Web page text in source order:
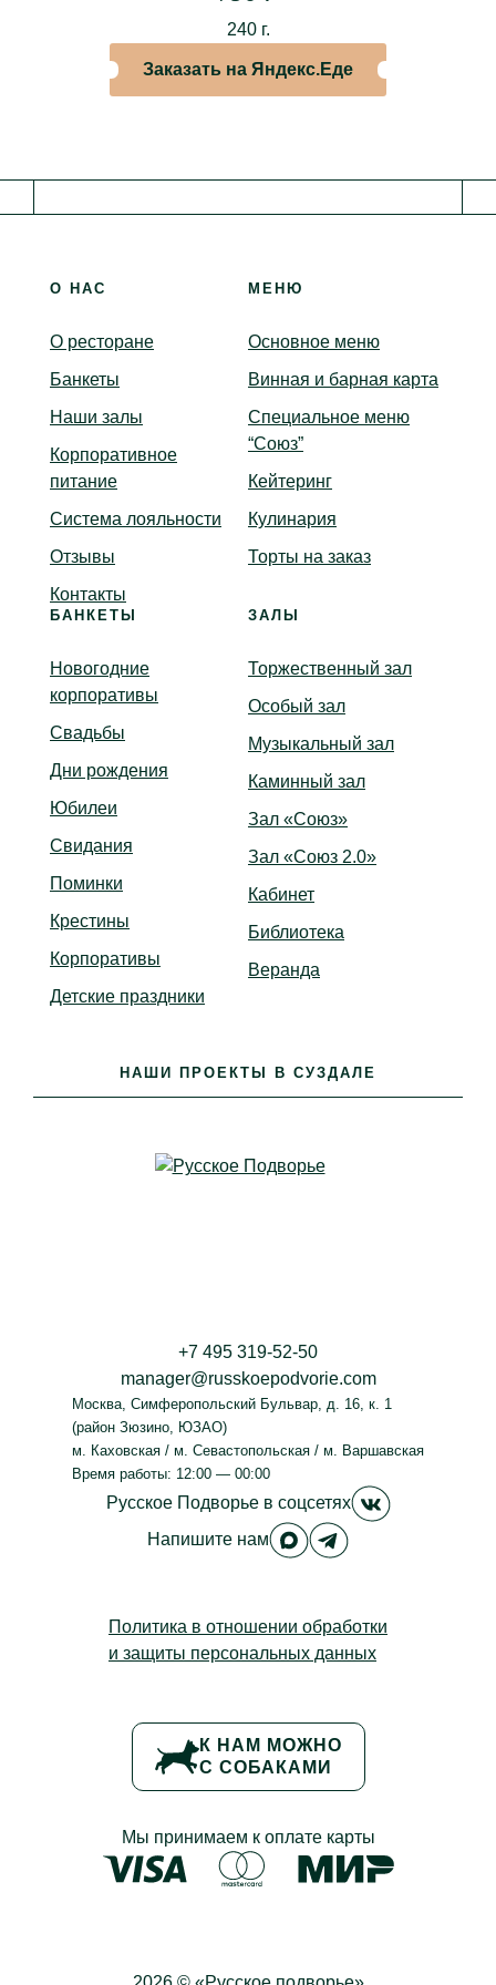
Веранда
240 г.
Заказать на Яндекс.Еде
+7 495 319-52-50
manager@russkoepodvorie.com
Москва Симферопольский Бульвар, д. 16, к. 1
(район Зюзино, ЮЗАО)
м. Каховская / м. Севастопольская / м. Варшавская
Время работы: 12:00 — 00:00
Русское Подворьев соцсетях Русское
Напишите нам Русское Подворье в
Политика в отношении обработки
и защиты персональных данных
К НАМ МОЖНО
С СОБАКАМИ
Мы принимаем к оплате карты
О НАС
О ресторане
Банкеты
Наши залы
Корпоративное
питание
Система лояльности
Отзывы
Контакты
МЕНЮ
Основное меню
Винная и барная карта
Специальное меню
“Союз”
Кейтеринг
Кулинария
Торты на заказ
БАНКЕТЫ
Новогодние
корпоративы
Свадьбы
Дни рождения
Юбилеи
Свидания
Поминки
Крестины
Корпоративы
Детские праздники
ЗАЛЫ
Торжественный зал
Особый зал
Музыкальный зал
Каминный зал
Зал «Союз»
Зал «Союз 2.0»
Кабинет
Библиотека
Веранда
НАШИ ПРОЕКТЫ В СУЗДАЛЕ